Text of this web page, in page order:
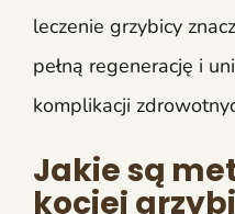
leczenie grzybicy
pełną regenerację i
komplikacji
Jakie są
kociej